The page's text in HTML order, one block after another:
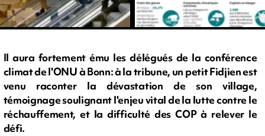
Il aura fortement ému les délégués de la conférence
climat de l'ONU à Bonn: à la tribune, un petit Fidjien est
venu raconter la dévastation de son village,
témoignage soulignant l'enjeu vital de la lutte contre le
réchauffement, et la difficulté des COP à relever le
défi.